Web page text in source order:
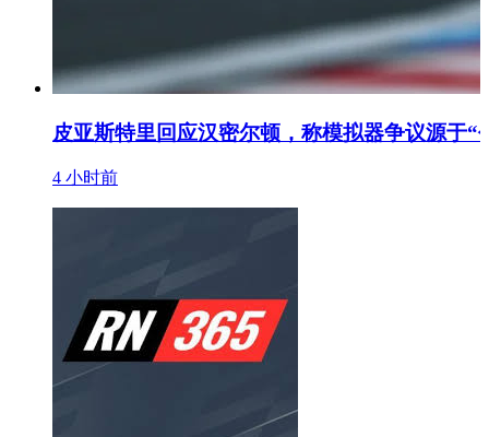
皮亚斯特里回应汉密尔顿，称模拟器争议源于“
4 小时前